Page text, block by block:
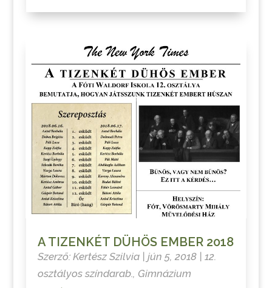
A TIZENKÉT DÜHÖS EMBER 2018
Szerző: Kertész Szilvia| jún 5, 2018| 12.
osztályos színdarab., Gimnázium